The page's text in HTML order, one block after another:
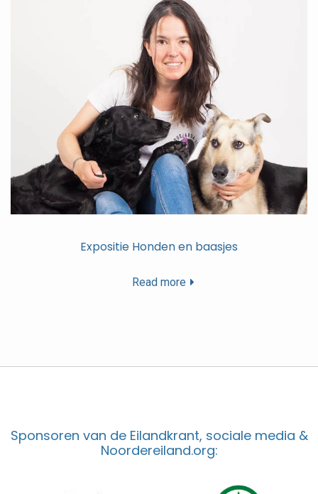
Expositie Honden en baasjes
Read more
Sponsoren van de Eilandkrant, sociale media &
Noordereiland.org: